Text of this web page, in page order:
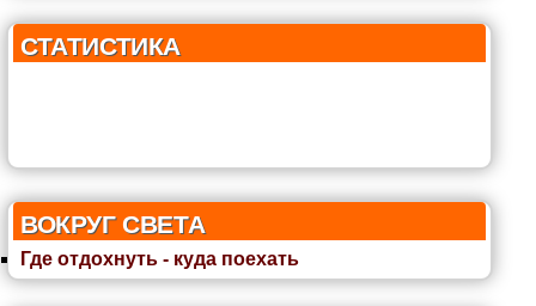
СТАТИСТИКА
ВОКРУГ СВЕТА
Где отдохнуть - куда поехать